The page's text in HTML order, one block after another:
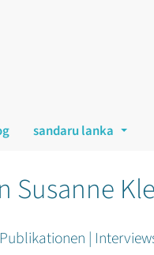
sandaru lanka
|